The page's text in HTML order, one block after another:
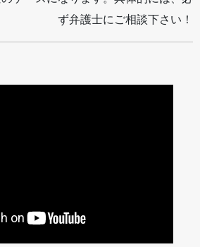
ず弁護士にご相談下さい！